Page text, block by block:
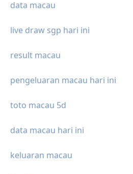
data macau
live draw sgp hari ini
result macau
pengeluaran macau hari ini
toto macau 5d
data macau hari ini
keluaran macau